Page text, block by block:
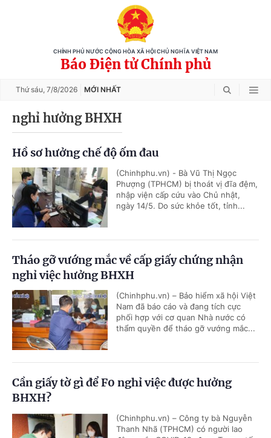
CHÍNH PHỦ NƯỚC CỘNG HÒA XÃ HỘI CHỦ NGHĨA VIỆT NAM
Báo Điện tử Chính phủ
Thứ sáu, 7/8/2026 MỚI NHẤT
nghỉ hưởng BHXH
Hồ sơ hưởng chế độ ốm đau
(Chinhphu.vn) - Bà Vũ Thị Ngọc
Phượng (TPHCM) bị thoát vị đĩa đệm,
nhập viện cấp cứu vào Chủ nhật,
ngày 14/5. Do sức khỏe tốt, tỉnh...
Tháo gỡ vướng mắc về cấp giấy chứng nhận
nghỉ việc hưởng BHXH
(Chinhphu.vn) – Bảo hiểm xã hội Việt
Nam đã báo cáo và đang tích cực
phối hợp với cơ quan Nhà nước có
thẩm quyền để tháo gỡ vướng mắc...
Cần giấy tờ gì để F0 nghỉ việc được hưởng
BHXH?
(Chinhphu.vn) – Công ty bà Nguyễn
Thanh Nhã (TPHCM) có người lao